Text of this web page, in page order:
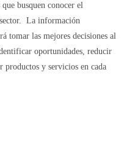
que busquen conocer el
La información
tomar las mejores decisiones al
oportunidades, reducir
productos y servicios en cada